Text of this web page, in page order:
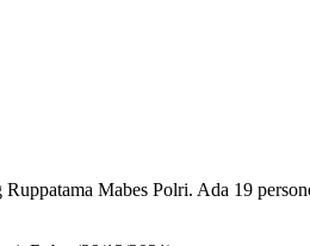
Mabes Polri. Ada 19